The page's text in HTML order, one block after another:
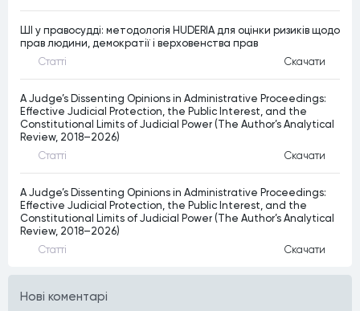
ШІ у правосудді: методологія HUDERIA для оцінки ризиків щодо
прав людини, демократії і верховенства прав
Статтi Скачати
A Judge’s Dissenting Opinions in Administrative Proceedings:
Effective Judicial Protection, the Public Interest, and the
Constitutional Limits of Judicial Power (The Author’s Analytical
Review, 2018–2026)
Статтi Скачати
A Judge’s Dissenting Opinions in Administrative Proceedings:
Effective Judicial Protection, the Public Interest, and the
Constitutional Limits of Judicial Power (The Author’s Analytical
Review, 2018–2026)
Статтi Скачати
Нові коментарі